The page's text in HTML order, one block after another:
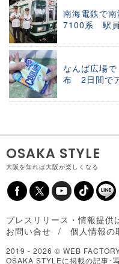
南海電鉄で
7100系 駅員
なんば広場
布 2日間で
OSAKA STYLE
大阪を知れば大阪が楽しくなる
プレスリリース・情報提供
お問い合せ
個人情報の
2019 - 2026 © WEB
OSAKA STYLEに掲載の記事･